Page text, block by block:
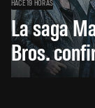
HACE 19 HORAS
La saga
Bros.